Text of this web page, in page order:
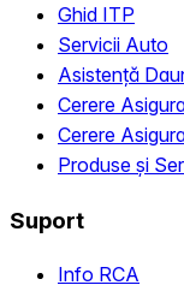
Ghid ITP
Servicii Auto
Asistență
Cerere
Cerere
Produse și
Suport
Info RCA